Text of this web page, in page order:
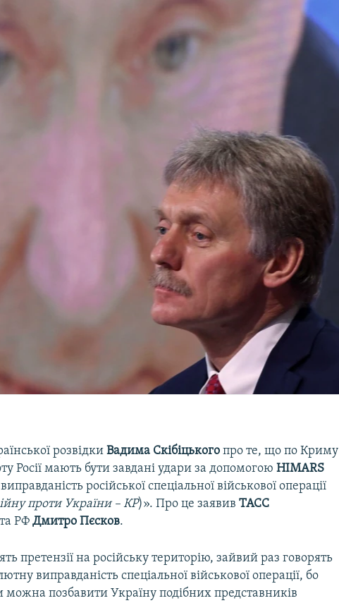
розвідкиВадима Скібіцького про те, що по Криму
Росії мають бути завдані удари за допомогоюHIMARS
російської спеціальної військової операції
проти України – КР)». Про це заявивТАСС
РФДмитро Пєсков.
претензії на російську територію, зайвий раз говорять
виправданість спеціальної військової операції, бо
можна позбавити Україну подібних представників